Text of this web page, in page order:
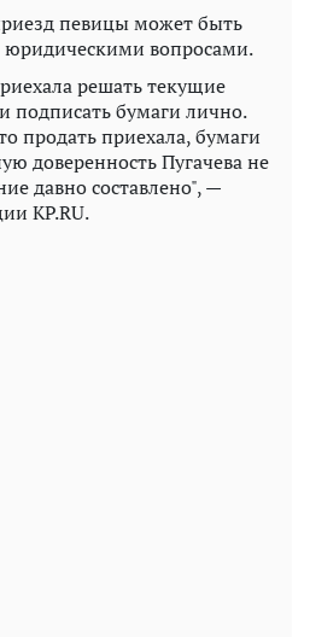
певицы может быть
юридическими вопросами.
решать текущие
подписать бумаги лично.
продать приехала, бумаги
доверенность Пугачева не
давно составлено", —
KP.RU.